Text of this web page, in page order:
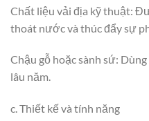
Chất liệu vải địa kỹ thuật:
thoát nước và thúc đẩy sự
Chậu gỗ hoặc sành sứ:
lâu năm.
c. Thiết kế và tính năng